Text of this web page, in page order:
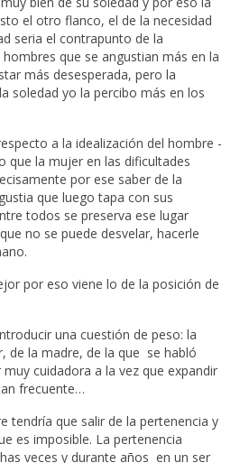
el otro flanco, el de la necesidad
seria el contrapunto de la
que se angustian más en la
más desesperada, pero la
soledad yo la percibo más en los
a la idealización del hombre -
que la mujer en las dificultades
por ese saber de la
que luego tapa con sus
todos se preserva ese lugar
no se puede desvelar, hacerle
por eso viene lo de la posición de
una cuestión de peso: la
de la madre, de la que se habló
cuidadora a la vez que expandir
frecuente…
tendría que salir de la pertenencia y
es imposible. La pertenencia
veces y durante años en un ser